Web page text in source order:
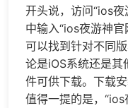
开头说，访问“ios
中输入“ios夜游神
可以找到针对不同
论是iOS系统还是其
件可供下载。下载
值得一提的是，“ios